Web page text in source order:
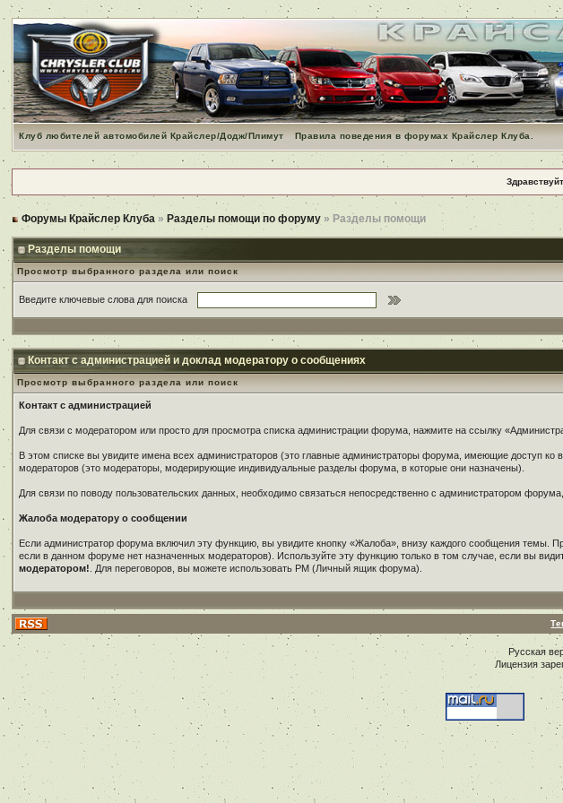
Клуб любителей автомобилей Крайслер/Додж/Плимут Правила поведения в форумах Крайслер Клуба.
Форумы Крайслер Клуба »Разделы помощи по форуму » Разделы помощи
Разделы помощи
Просмотр выбранного раздела или поиск
Введите ключевые слова для поиска
Контакт с администрацией и доклад модератору о сообщениях
Просмотр выбранного раздела или поиск
Контакт с администрацией
Для связи с модератором или просто для просмотра списка администрации форума, нажмите на ссылку
В этом списке вы увидите имена всех администраторов (это главные администраторы форума, имеющие доступ
модераторов (это модераторы, модерирующие индивидуальные разделы форума, в которые они назначены).
Для связи по поводу пользовательских данных, необходимо связаться непосредственно с администратором
Жалоба модератору о сообщении
Если администратор форума включил эту функцию, вы увидите кнопку «Жалоба», внизу каждого сообщения
если в данном форуме нет назначенных модераторов). Используйте эту функцию только в том случае, если вы
модератором!
. Для переговоров, вы можете использовать PM (Личный ящик форума).
Русская
Лицензия